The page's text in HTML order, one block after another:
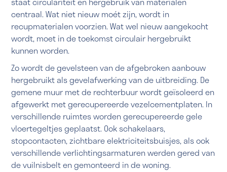
centraal. Wat niet nieuw moét zijn, wordt in
recupmaterialen voorzien. Wat wel nieuw aangekocht
wordt, moet in de toekomst circulair hergebruikt
kunnen worden.
Zo wordt de gevelsteen van de afgebroken aanbouw
hergebruikt als gevelafwerking van de uitbreiding. De
gemene muur met de rechterbuur wordt geïsoleerd en
afgewerkt met gerecupereerde vezelcementplaten. In
verschillende ruimtes worden gerecupereerde gele
vloertegeltjes geplaatst. Ook schakelaars,
stopcontacten, zichtbare elektriciteitsbuisjes, als ook
verschillende verlichtingsarmaturen werden gered van
de vuilnisbelt en gemonteerd in de woning.